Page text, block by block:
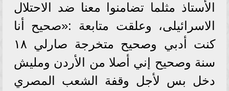
الأستاذ مثلما تضامنوا معنا ضد الاحتلال
الاسرائيلى، وعلقت متابعة :«صحيح أنا
كنت أدبي وصحيح متخرجة صارلي ١٨
سنة وصحيح إني أصلا من الأردن ومليش
دخل بس لأجل وقفة الشعب المصري